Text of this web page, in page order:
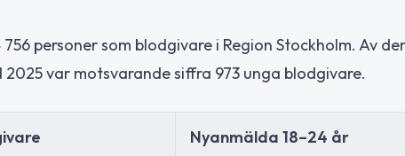
personer som blodgivare i Region Stockholm. Av
var motsvarande siffra 973 unga blodgivare.
Nyanmälda 18–24 år